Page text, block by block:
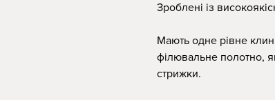
Зроблені із
Мають одне рівне
філювальне полотно,
стрижки.